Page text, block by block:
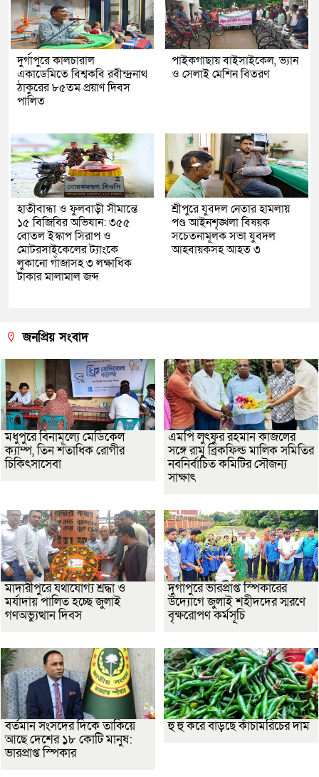
দুর্গাপুরে কালচারাল
একাডেমিতে বিশ্বকবি রবীন্দ্রনাথ
ঠাকুরের ৮৫তম প্রয়াণ দিবস
পালিত
পাইকগাছায় বাইসাইকেল, ভ্যান
ও সেলাই মেশিন বিতরণ
হাতীবান্ধা ও ফুলবাড়ী সীমান্তে
১৫ বিজিবির অভিযান: ৩৫৫
বোতল ইস্কাপ সিরাপ ও
মোটরসাইকেলের ট্যাংকে
লুকানো গাঁজাসহ ৩ লক্ষাধিক
টাকার মালামাল জব্দ
শ্রীপুরে যুবদল নেতার হামলায়
পণ্ড আইনশৃঙ্খলা বিষয়ক
সচেতনামূলক সভা যুবদল
আহবায়কসহ আহত ৩
জনপ্রিয় সংবাদ
মধুপুরে বিনামূল্যে মেডিকেল
ক্যাম্প, তিন শতাধিক রোগীর
চিকিৎসাসেবা
এমপি লুৎফুর রহমান কাজলের
সঙ্গে রামু ব্রিকফিল্ড মালিক সমিতির
নবনির্বাচিত কমিটির সৌজন্য
সাক্ষাৎ
মাদারীপুরে যথাযোগ্য শ্রদ্ধা ও
মর্যাদায় পালিত হচ্ছে জুলাই
গণঅভ্যুত্থান দিবস
দুর্গাপুরে ভারপ্রাপ্ত স্পিকারের
উদ্যোগে জুলাই শহীদদের স্মরণে
বৃক্ষরোপণ কর্মসূচি
বর্তমান সংসদের দিকে তাকিয়ে
আছে দেশের ১৮ কোটি মানুষ:
ভারপ্রাপ্ত স্পিকার
হু হু করে বাড়ছে কাঁচামরিচের দাম